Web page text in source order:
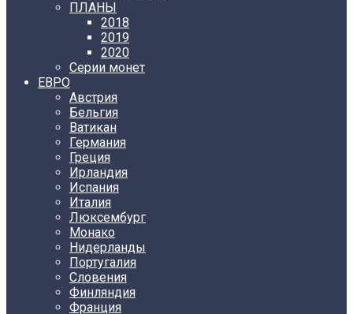
ПЛАНЫ
2018
2019
2020
Серии монет
ЕВРО
Австрия
Бельгия
Ватикан
Германия
Греция
Ирландия
Испания
Италия
Люксембург
Монако
Нидерланды
Португалия
Словения
Финляндия
Франция